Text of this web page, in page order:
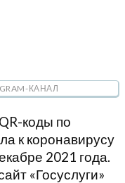
КАНАЛ
коды по
к коронавирусу
2021 года.
«Госуслуги»